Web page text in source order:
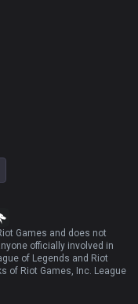
Games and does not
officially involved in
of Legends and Riot
of Riot Games, Inc. League